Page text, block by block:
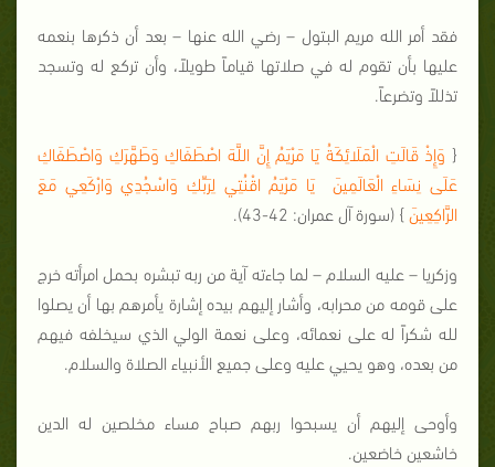
فقد أمر الله مريم البتول – رضي الله عنها – بعد أن ذكرها بنعمه
عليها بأن تقوم له في صلاتها قياماً طويلاً، وأن تركع له وتسجد
تذللاً وتضرعاً.
{ وَإِذْ قَالَتِ الْمَلَائِكَةُ يَا مَرْيَمُ إِنَّ اللَّهَ اصْطَفَاكِ وَطَهَّرَكِ وَاصْطَفَاكِ
عَلَى نِسَاءِ الْعَالَمِينَ يَا مَرْيَمُ اقْنُتِي لِرَبِّكِ وَاسْجُدِي وَارْكَعِي مَعَ
الرَّاكِعِينَ} (سورة آل عمران: 42-43).
وزكريا – عليه السلام – لما جاءته آية من ربه تبشره بحمل امرأته خرج
على قومه من محرابه، وأشار إليهم بيده إشارة يأمرهم بها أن يصلوا
لله شكراً له على نعمائه، وعلى نعمة الولي الذي سيخلفه فيهم
من بعده، وهو يحيي عليه وعلى جميع الأنبياء الصلاة والسلام.
وأوحى إليهم أن يسبحوا ربهم صباح مساء مخلصين له الدين
خاشعين خاضعين.